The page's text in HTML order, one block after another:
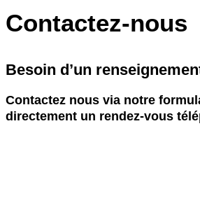
Contactez-nous
Besoin d’un
Contactez nous via notre
directement un rendez-vous